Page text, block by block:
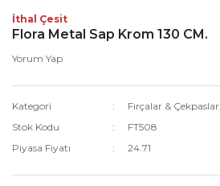
İthal Çesit
Flora Metal Sap Krom 130 CM.
Yorum Yap
Kategori
Fırçalar & Çekpaslar
Stok Kodu
FT508
Piyasa Fiyatı
24.71